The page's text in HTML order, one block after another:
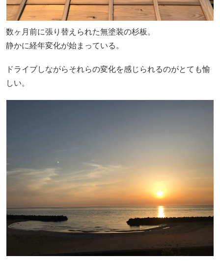
数ヶ月前に張り替えられた無塗装の杉板。
静かに経年変化が始まっている。
ドライブしながらそれらの変化を感じられるのがとても愉
しい。